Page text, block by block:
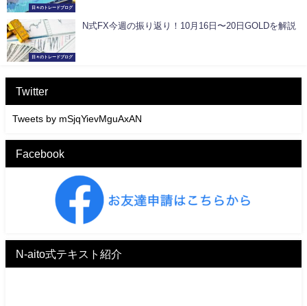
日々のトレードブログ
日々のトレードブログ
N式FX今週の振り返り！10月16日〜20日GOLDを解説
Twitter
Tweets by mSjqYievMguAxAN
Facebook
N-aito式テキスト紹介